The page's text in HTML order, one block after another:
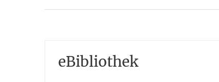
eBibliothek